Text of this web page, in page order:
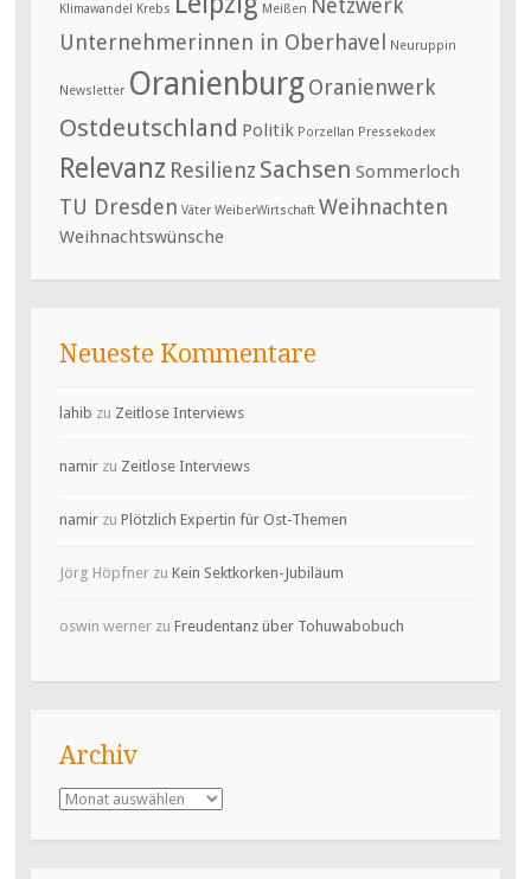
Klimawandel Krebs Meißen Netzwerk
Unternehmerinnen in Oberhavel Neuruppin
Newsletter OranienburgOranienwerk
Ostdeutschland Politik Porzellan Pressekodex
Relevanz Resilienz Sachsen Sommerloch
TU Dresden Väter WeiberWirtschaft Weihnachten
Weihnachtswünsche
Neueste Kommentare
lahib zu Zeitlose Interviews
namirzu Zeitlose Interviews
namirzu Plötzlich Expertin für Ost-Themen
Jörg Höpfnerzu Kein Sektkorken-Jubiläum
oswin wernerzu Freudentanz über Tohuwabobuch
Archiv
Archiv